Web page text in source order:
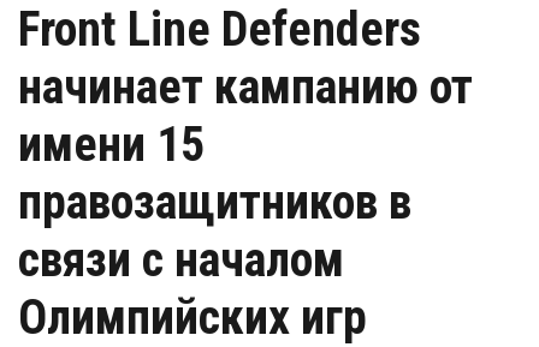
Front Line Defenders
начинает кампанию от
имени 15
правозащитников в
связи с началом
Олимпийских игр